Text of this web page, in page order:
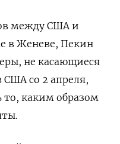
между США и
в Женеве, Пекин
не касающиеся
со 2 апреля,
то, каким образом